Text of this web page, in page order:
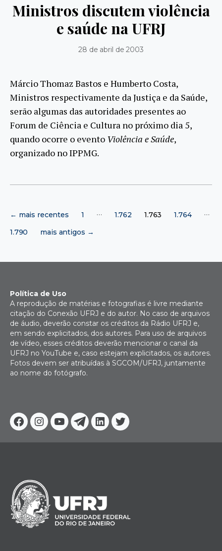
Ministros discutem violência
e saúde na UFRJ
28 de abril de 2003
Márcio Thomaz Bastos e Humberto Costa,
Ministros respectivamente da Justiça e da Saúde,
serão algumas das autoridades presentes ao
Forum de Ciência e Cultura no próximo dia 5,
quando ocorre o evento Violência e Saúde,
organizado no IPPMG.
de
posts
← mais recentes 1 … 1.762 1.763 1.764 …
1.790 mais antigos →
Facebook
Instagram
YoutubeTelegram
Linkedin
Twitter
Política de Uso
A reprodução de matérias e fotografias é livre mediante
citação do Conexão UFRJ e do autor. No caso de arquivos
de áudio, deverão constar os créditos da Rádio UFRJ e,
em sendo explicitados, dos autores. Para uso de arquivos
de vídeo, esses créditos deverão mencionar o canal da
UFRJ no YouTube e, caso estejam explicitados, os autores.
Fotos devem ser atribuídas à SGCOM/UFRJ, juntamente
ao nome do fotógrafo.